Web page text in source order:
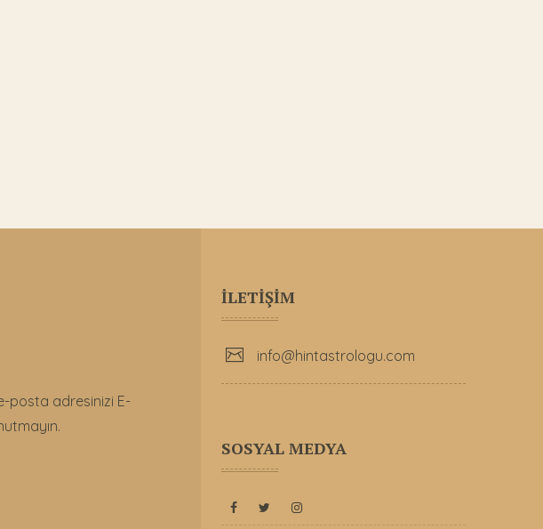
posta adresinizi E-
İLETİŞİM
info@hintastrologu.com
SOSYAL MEDYA